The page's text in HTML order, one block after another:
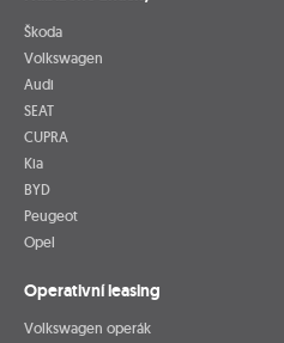
Škoda
Volkswagen
Audi
SEAT
CUPRA
Kia
BYD
Peugeot
Opel
Operativní leasing
Volkswagen operák